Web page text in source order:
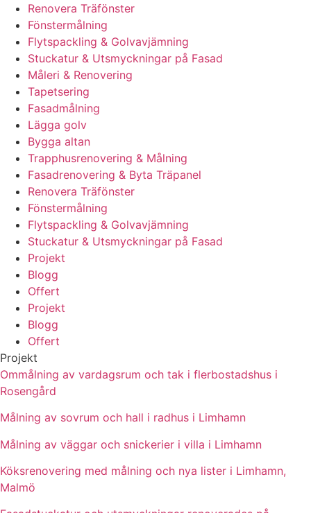
Renovera Träfönster
Fönstermålning
Flytspackling & Golvavjämning
Stuckatur & Utsmyckningar på Fasad
Måleri & Renovering
Tapetsering
Fasadmålning
Lägga golv
Bygga altan
Trapphusrenovering & Målning
Fasadrenovering & Byta Träpanel
Renovera Träfönster
Fönstermålning
Flytspackling & Golvavjämning
Stuckatur & Utsmyckningar på Fasad
Projekt
Blogg
Offert
Projekt
Blogg
Offert
Projekt
Ommålning av vardagsrum och tak i flerbostadshus i
Rosengård
Målning av sovrum och hall i radhus i Limhamn
Målning av väggar och snickerier i villa i Limhamn
Köksrenovering med målning och nya lister i Limhamn,
Malmö